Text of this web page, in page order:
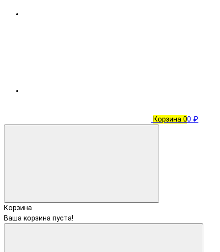
Корзина 00 ₽
Корзина
Ваша корзина пуста!